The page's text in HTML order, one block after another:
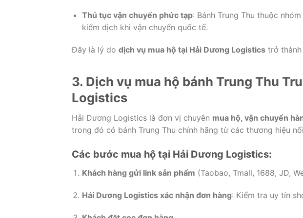
Thủ tục vận chuyển phức tạp: Bánh Trung Thu thuộc
kiểm dịch khi vận chuyển quốc tế.
Đây là lý do dịch vụ mua hộ tại Hải Dương Logistics trở
3. Dịch vụ mua hộ bánh Trung Thu
Logistics
Hải Dương Logistics là đơn vị chuyên mua hộ, vận chuyển
trong đó có bánh Trung Thu chính hãng từ các thương hiệu
Các bước mua hộ tại Hải Dương Logistics:
Khách hàng gửi link sản phẩm (Taobao, Tmall, 1688, JD,
Hải Dương Logistics xác nhận đơn hàng: Kiểm tra uy tín